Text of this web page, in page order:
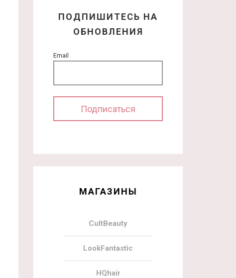
ПОДПИШИТЕСЬ НА
ОБНОВЛЕНИЯ
Email
МАГАЗИНЫ
CultBeauty
LookFantastic
HQhair